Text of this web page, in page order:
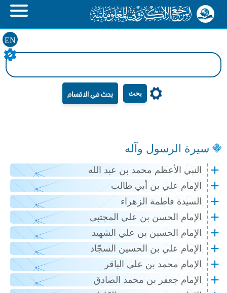
EN
بحث
سيرة الرسول وآله
النبي الأعظم محمد بن عبد الله
الإمام علي بن أبي طالب
السيدة فاطمة الزهراء
الإمام الحسن بن علي المجتبى
الإمام الحسين بن علي الشهيد
الإمام علي بن الحسين السجّاد
الإمام محمد بن علي الباقر
الإمام جعفر بن محمد الصادق